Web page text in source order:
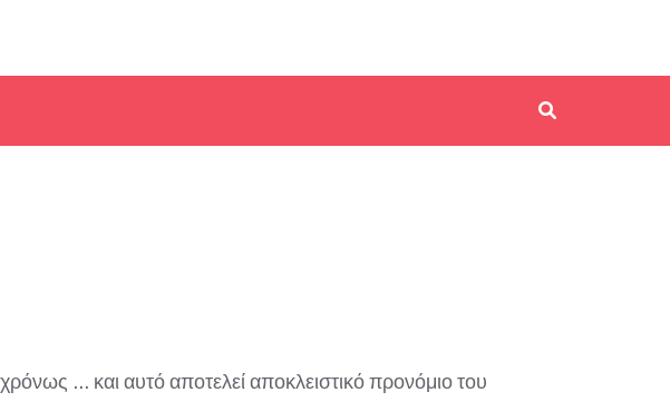
… και αυτό αποτελεί αποκλειστικό προνόμιο του